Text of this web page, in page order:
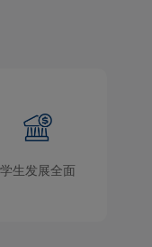
学生发展全面